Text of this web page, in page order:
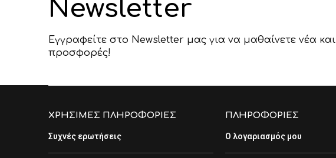
Newsletter
Εγγραφείτε στο Newsletter μας για να μαθαίνετε νέα και
προσφορές!
ΧΡΗΣΙΜΕΣ ΠΛΗΡΟΦΟΡΙΕΣ
Συχνές ερωτήσεις
ΠΛΗΡΟΦΟΡΙΕΣ
Ο λογαριασμός μου